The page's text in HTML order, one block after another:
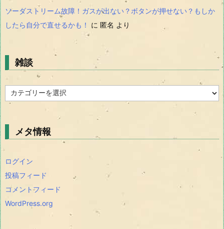
ソーダストリーム故障！ガスが出ない？ボタンが押せない？もしか
したら自分で直せるかも！
に 匿名 より
雑談
談
メタ情報
ログイン
投稿フィード
コメントフィード
WordPress.org